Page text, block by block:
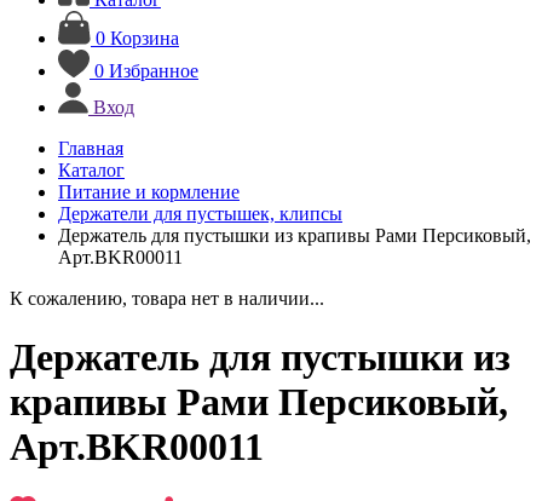
0 Корзина
0 Избранное
Вход
Главная
Каталог
Питание и кормление
Держатели для пустышек, клипсы
Держатель для пустышки из крапивы Рами Персиковый,
Арт.BKR00011
К сожалению, товара нет в наличии...
Держатель для пустышки из
крапивы Рами Персиковый,
Арт.BKR00011